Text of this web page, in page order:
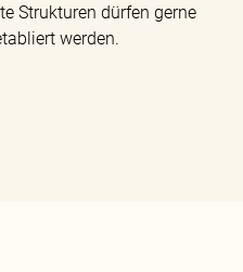
Strukturen dürfen gerne
werden.